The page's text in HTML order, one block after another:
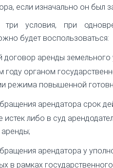
если изначально он был
три условия, при
будет воспользоваться:
договор аренды земельного
году органом
режима повышенной
арендатора срок
истек либо в суд
арендатора у
в рамках